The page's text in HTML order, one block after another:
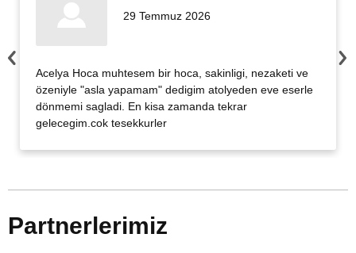
29 Temmuz 2026
Acelya Hoca muhtesem bir hoca, sakinligi, nezaketi ve
özeniyle "asla yapamam" dedigim atolyeden eve eserle
dönmemi sagladi. En kisa zamanda tekrar
gelecegim.cok tesekkurler
Partnerlerimiz